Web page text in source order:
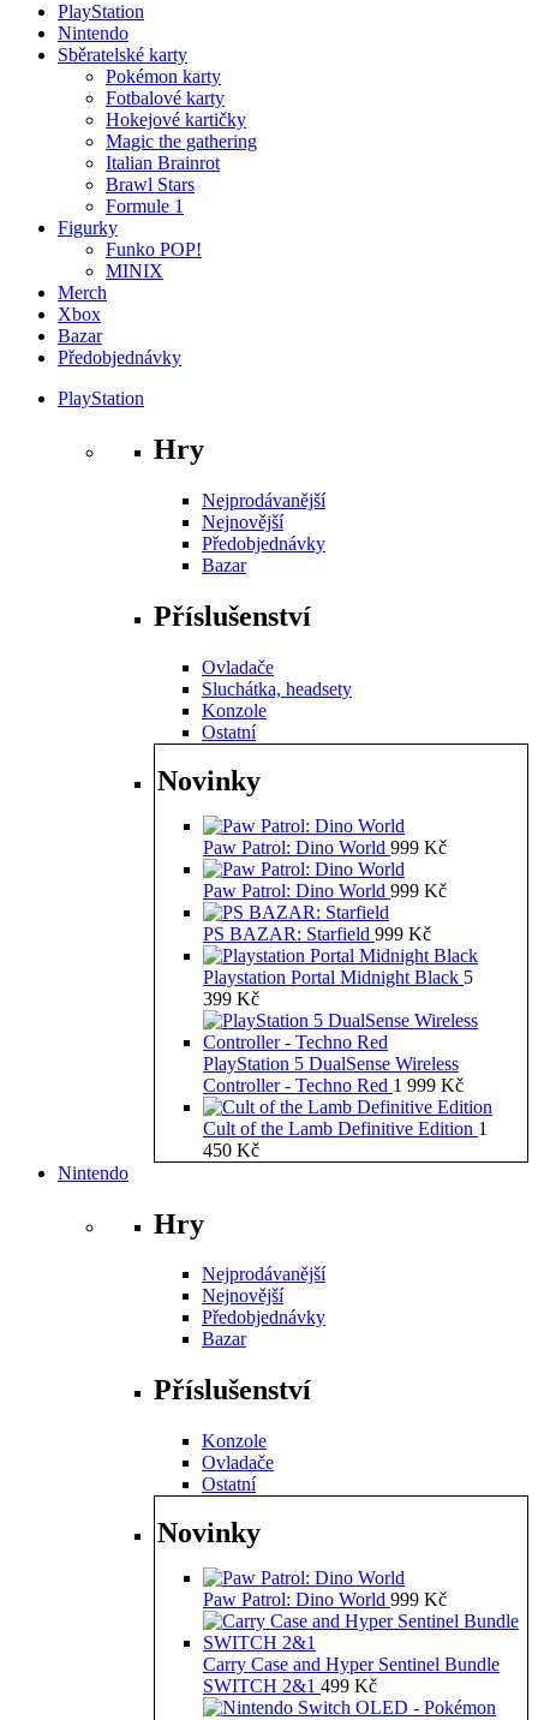
PlayStation
Nintendo
Sběratelské karty
Pokémon karty
Fotbalové karty
Hokejové kartičky
Magic the gathering
Italian Brainrot
Brawl Stars
Formule 1
Figurky
Funko POP!
MINIX
Merch
Xbox
Bazar
Předobjednávky
PlayStation
Hry
Nejprodávanější
Nejnovější
Předobjednávky
Bazar
Příslušenství
Ovladače
Sluchátka, headsety
Konzole
Ostatní
Novinky
Paw Patrol: Dino World 999 Kč
Paw Patrol: Dino World 999 Kč
PS BAZAR: Starfield 999 Kč
Playstation Portal Midnight Black 5
399 Kč
PlayStation 5 DualSense Wireless
Controller - Techno Red 1 999 Kč
Cult of the Lamb Definitive Edition 1
450 Kč
Nintendo
Hry
Nejprodávanější
Nejnovější
Předobjednávky
Bazar
Příslušenství
Konzole
Ovladače
Ostatní
Novinky
Paw Patrol: Dino World 999 Kč
Carry Case and Hyper Sentinel Bundle
SWITCH 2&1 499 Kč